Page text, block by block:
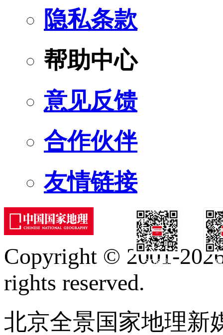
隐私条款
帮助中心
意见反馈
合作伙伴
友情链接
订阅号
Copyright © 2001-
rights reserved.
北京全景国家地理新